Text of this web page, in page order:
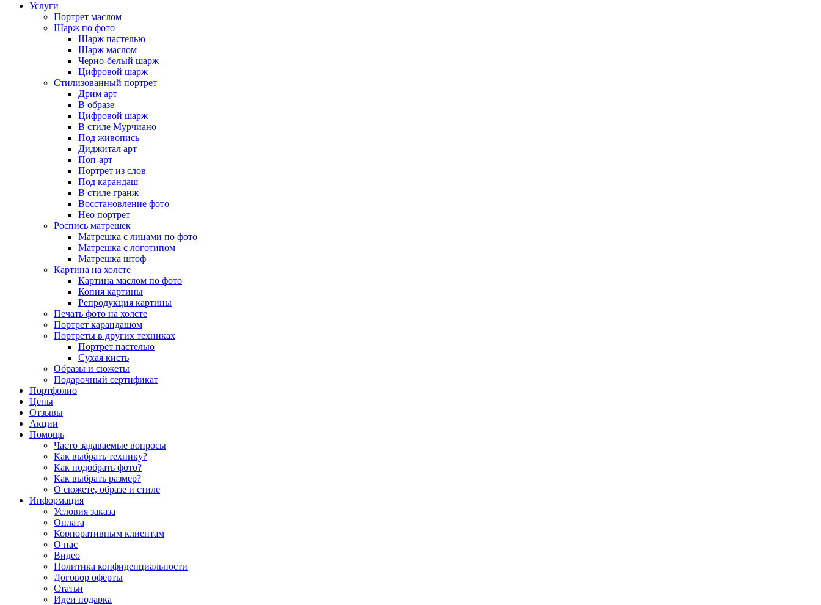
Услуги
Портрет маслом
Шарж по фото
Шарж пастелью
Шарж маслом
Черно-белый шарж
Цифровой шарж
Стилизованный портрет
Дрим арт
В образе
Цифровой шарж
В стиле Мурчиано
Под живопись
Диджитал арт
Поп-арт
Портрет из слов
Под карандаш
В стиле гранж
Восстановление фото
Нео портрет
Роспись матрешек
Матрешка с лицами по фото
Матрешка с логотипом
Матрешка штоф
Картина на холсте
Картина маслом по фото
Копия картины
Репродукция картины
Печать фото на холсте
Портрет карандашом
Портреты в других техниках
Портрет пастелью
Сухая кисть
Образы и сюжеты
Подарочный сертификат
Портфолио
Цены
Отзывы
Акции
Помощь
Часто задаваемые вопросы
Как выбрать технику?
Как подобрать фото?
Как выбрать размер?
О сюжете, образе и стиле
Информация
Условия заказа
Оплата
Корпоративным клиентам
О нас
Видео
Политика конфиденциальности
Договор оферты
Статьи
Идеи подарка